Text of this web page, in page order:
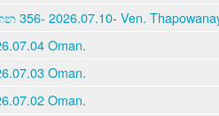
2026.07.10- Ven.
Oman.
Oman.
Oman.